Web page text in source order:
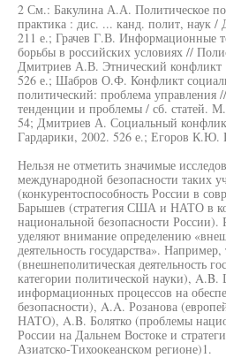
2 См.: Бакулина А.А. Политическое
практика : дис. ... канд. полит, наук
211 е.; Грачев Г.В. Информационные
борьбы в российских условиях //
Дмитриев А.В. Этнический конфликт
526 е.; Шабров О.Ф. Конфликт
политический: проблема управления
тенденции и проблемы / сб. статей.
54; Дмитриев А. Социальный
Гардарики, 2002. 526 е.; Егоров К.Ю.
Нельзя не отметить значимые
международной безопасности таких
(конкурентоспособность России в
Барышев (стратегия США и НАТО в
национальной безопасности России).
уделяют внимание определению
деятельность государства».
(внешнеполитическая деятельность
категории политической науки),
информационных процессов на
безопасности), A.A. Розанова
НАТО), A.B. Болятко (проблемы
России на Дальнем Востоке и
Азиатско-Тихоокеанском регионе)1.